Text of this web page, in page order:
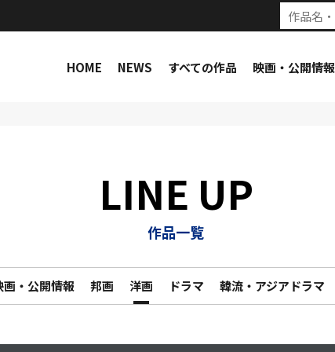
HOME NEWS すべての作品 映画・公開情報
LINE UP
作品一覧
画・公開情報 邦画 洋画 ドラマ 韓流・アジアドラマ